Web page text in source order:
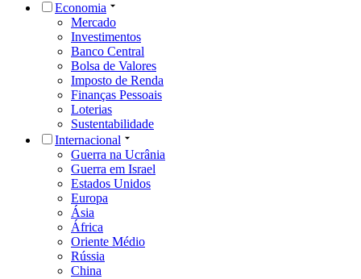
Economia
Mercado
Investimentos
Banco Central
Bolsa de Valores
Imposto de Renda
Finanças Pessoais
Loterias
Sustentabilidade
Internacional
Guerra na Ucrânia
Guerra em Israel
Estados Unidos
Europa
Ásia
África
Oriente Médio
Rússia
China